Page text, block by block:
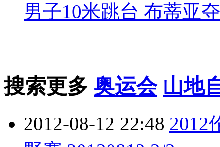
男子10米跳台 布蒂亚
搜索更多 奥运会 山地
2012-08-12 22:48 2012